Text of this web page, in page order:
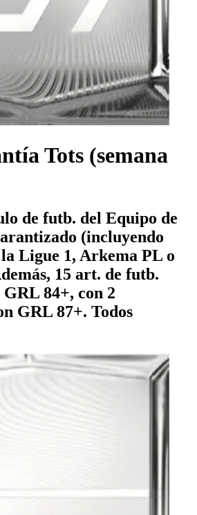
Tots (semana
de futb. del Equipo de
(incluyendo
Ligue 1, Arkema PL o
15 art. de futb.
84+, con 2
GRL 87+. Todos